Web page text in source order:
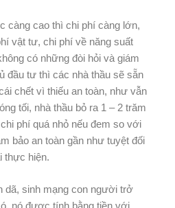
càng cao thì chi phí càng lớn,
vật tư, chi phí về năng suất
có những đòi hỏi và giám
đầu tư thì các nhà thầu sẽ sẵn
chết vì thiếu an toàn, như vẫn
tối, nhà thầu bỏ ra 1 – 2 trăm
phí quá nhỏ nếu đem so với
bảo an toàn gần như tuyệt đối
thực hiện.
dã, sinh mạng con người trở
nó được tính bằng tiền với